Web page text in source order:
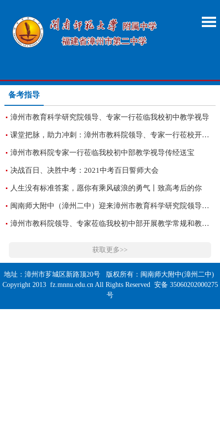
备考指导
漳州市教育科学研究院领导、专家一行莅临我校初中教学视导
课堂把脉，助力冲刺：漳州市教科院领导、专家一行莅校开展高三教学视导
漳州市教科院专家一行莅临我校初中部教学视导传经送宝
决战百日、决胜中考：2021中考百日誓师大会
人生没有标准答案，愿你有乘风破浪的勇气丨致高考后的你
闽南师大附中（漳州二中）迎来漳州市教育科学研究院领导、专家教学常规和教研工作视导
漳州市教科院领导、专家莅临我校初中部开展教学常规和教研工作视导
获取更多>>
地址：漳州市芗城区新路顶20号 版权所有：闽南师大附中(漳州二中)
Copyright 2013 fz.mnnu.edu.cn All Rights Reserved 安备 35060202000275
号